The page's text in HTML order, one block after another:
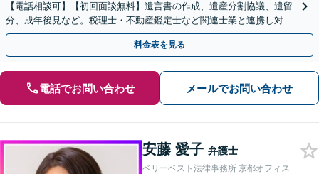
【電話相談可】【初回面談無料】遺言書の作成、遺産分割協議、遺留
分、成年後見など。税理士・不動産鑑定士など関連士業と連携し対応
可能です
料金表を見る
電話でお問い合わせ メールでお問い合わせ
安藤 愛子 弁護士
ベリーベスト法律事務所 京都オフィス